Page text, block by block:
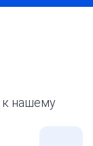
к нашему